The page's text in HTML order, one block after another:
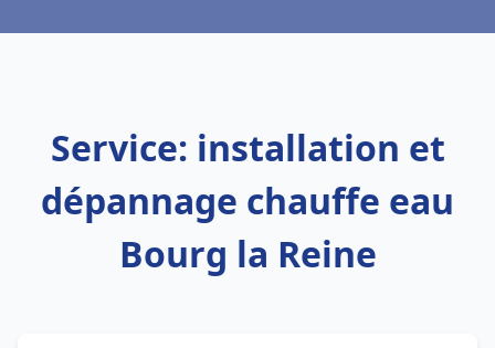
Service: installation et
dépannage chauffe eau
Bourg la Reine